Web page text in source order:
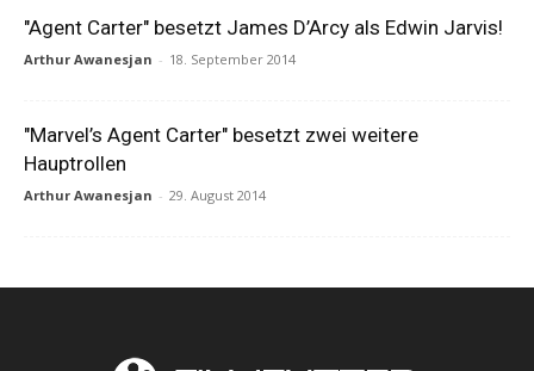
"Agent Carter" besetzt James D’Arcy als Edwin Jarvis!
Arthur Awanesjan - 18. September 2014
"Marvel’s Agent Carter" besetzt zwei weitere
Hauptrollen
Arthur Awanesjan - 29. August 2014